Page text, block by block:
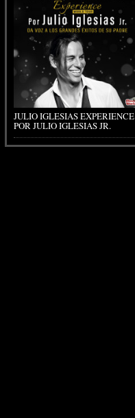
JULIO IGLESIAS EXPERIENCE
POR JULIO IGLESIAS JR.